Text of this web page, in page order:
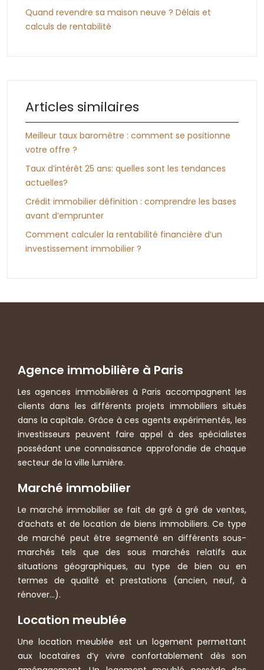
Quand revendre sa maison neuve ? Délais et
calculs de rentabilité
Articles similaires
Meilleur taux baromètre : comment se positionne
votre offre ?
Taux d’intérêt 25 ans: quelles sont les tendances
actuelles?
Crédit immobilier définition : comprendre les bases
avant d’emprunter
Comment calculer la rentabilité financière d’un
investissement immobilier ?
Agence immobilière à Paris
Les agences immobilières à Paris accompagnent les
clients dans les différents projets immobiliers situés
dans la capitale. Grâce à ces agents expérimentés, les
investisseurs peuvent faire appel à des spécialistes
possédant une connaissance approfondie de chaque
secteur de la ville lumière.
Marché immobilier
Le marché immobilier se fait de gré à gré de ventes,
d’achats et de location de biens immobiliers. Ce type
de marché peut être segmenté en différents sous-
marchés tels que des sous marchés relatifs aux
situations géographiques, au type de bien ou en
termes de qualité et prestations (ancien, neuf, à
rénover…).
Location meublée
Une location meublée est un logement permettant
aux locataires d’y vivre confortablement dès son